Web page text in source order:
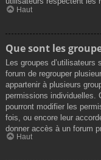
Haut
Que sont les
Les groupes
forum de regrouper
appartenir à plusieurs
permissions individuelles.
pourront modifier les
fois, ou encore leur
donner accès à un forum
Haut